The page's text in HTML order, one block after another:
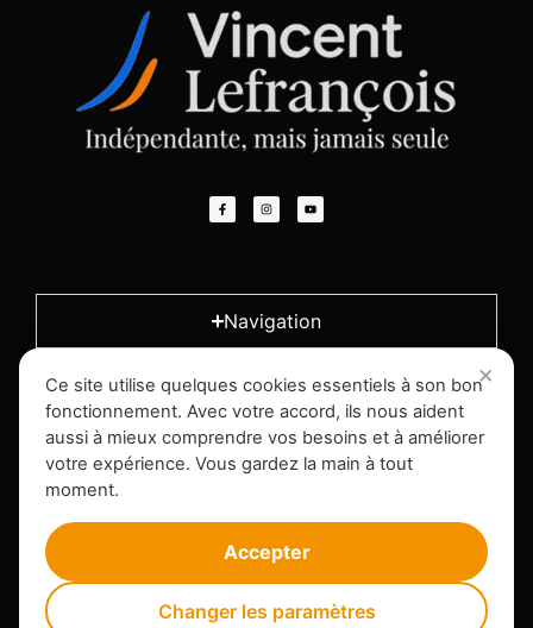
Navigation
L'entreprise
Infos légales
Ce site utilise quelques cookies essentiels à son bon
fonctionnement. Avec votre accord, ils nous aident
aussi à mieux comprendre vos besoins et à améliorer
votre expérience. Vous gardez la main à tout
moment.
Accepter
Changer les paramètres